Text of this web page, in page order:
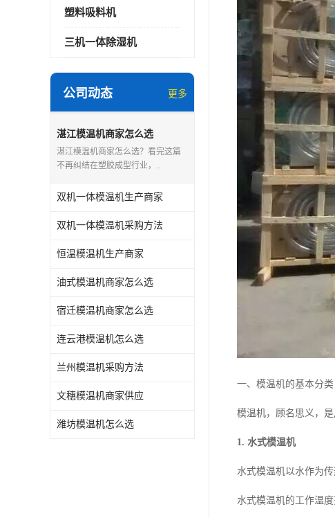
塑料吸料机
三机一体除湿机
公司动态 更多
湛江模温机商家怎么选
湛江模温机商家怎么选？看完这篇
不再纠结在塑胶成型行业，..
双机一体模温机生产商家
双机一体模温机采购方法
恒温模温机生产商家
油式模温机商家怎么选
宿迁模温机商家怎么选
连云港模温机怎么选
兰州模温机采购方法
文穗模温机商家供应
潍坊模温机怎么选
一、模温机的基本分类
模温机，顾名思义，
1. 水式模温机
水式模温机以水作为
水式模温机的工作温